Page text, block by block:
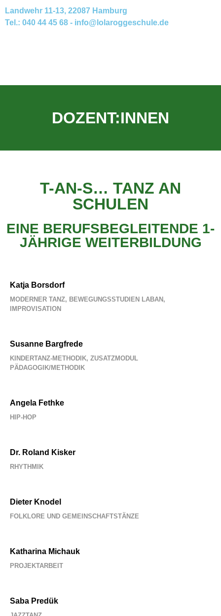
Landwehr 11-13, 22087 Hamburg
Tel.: 040 44 45 68 - info@lolaroggeschule.de​
DOZENT:INNEN
T-AN-S… TANZ AN
SCHULEN
EINE BERUFSBEGLEITENDE 1-
JÄHRIGE WEITERBILDUNG
Katja Borsdorf
MODERNER TANZ, BEWEGUNGSSTUDIEN LABAN,
IMPROVISATION
Susanne Bargfrede
KINDERTANZ-METHODIK, ZUSATZMODUL
PÄDAGOGIK/METHODIK
Angela Fethke
HIP-HOP
Dr. Roland Kisker
RHYTHMIK
Dieter Knodel
FOLKLORE UND GEMEINSCHAFTSTÄNZE
Katharina Michauk
PROJEKTARBEIT
Saba Predük